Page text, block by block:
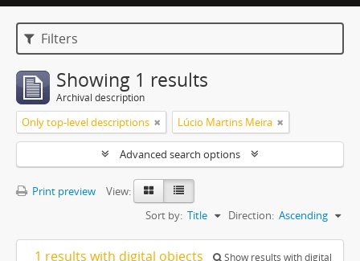
Filters
Showing 1 results
Archival description
Only top-level descriptions Lúcio Martins Meira
Advanced search options
Print preview
View:
Sort by: Title Direction: Ascending
1 results with digital objects
Show results with digital